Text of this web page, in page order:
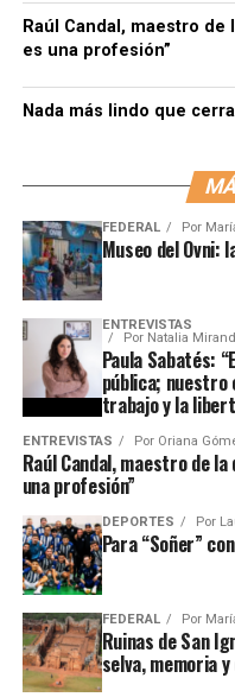
Raúl Candal, maestro de
es una profesión”
Nada más lindo que
FEDERAL Por
Museo del Ovni:
ENTREVISTAS
Por Natalia
Paula Sabatés:
pública;
trabajo y la
ENTREVISTAS Por Oriana
Raúl Candal, maestro de
una profesión”
DEPORTES Por
Para “Soñer”
FEDERAL Por
Ruinas de San
selva, memoria